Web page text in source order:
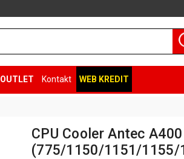
OUTLET Kontakt WEB KREDIT
CPU Cooler Antec A400
(775/1150/1151/